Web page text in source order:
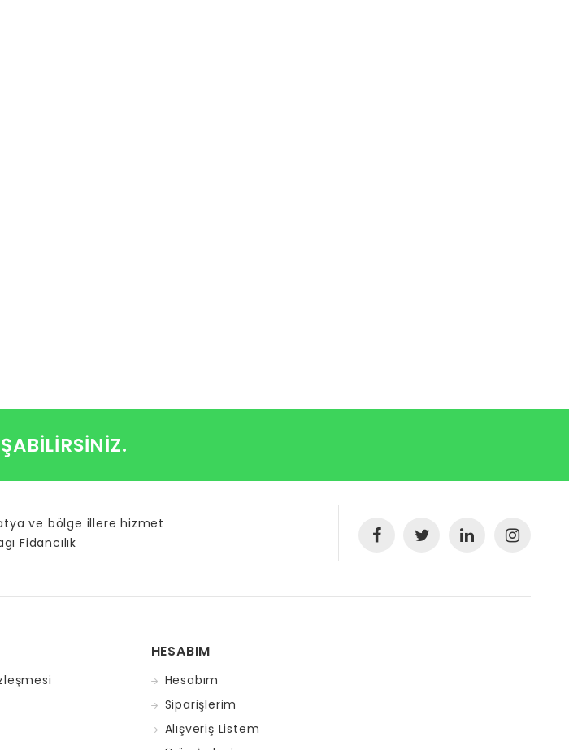
ve bölge illere hizmet
Fidancılık
HESABIM
Hesabım
Siparişlerim
Alışveriş Listem